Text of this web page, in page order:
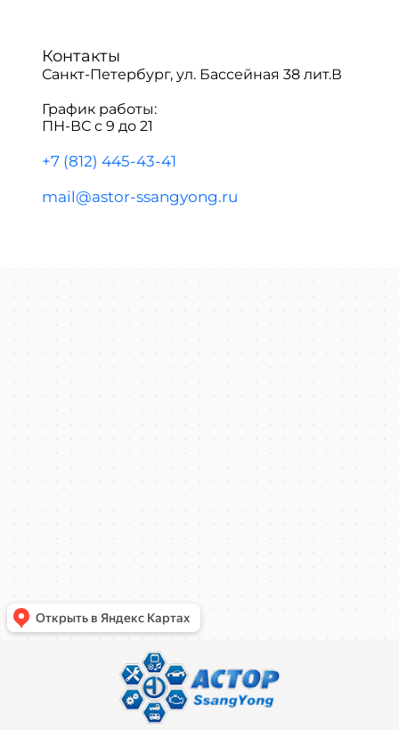
Контакты
Санкт-Петербург, ул. Бассейная 38 лит.В
График работы:
ПН-ВС с 9 до 21
+7 (812) 445-43-41
mail@astor-ssangyong.ru